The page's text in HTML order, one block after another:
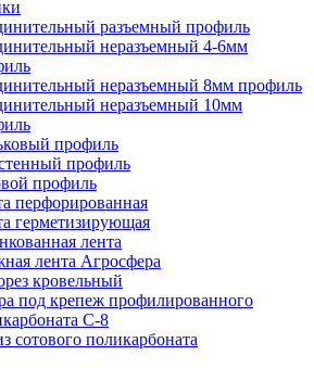
разъемный профиль
неразъемный 4-6мм
неразъемный 8мм профиль
неразъемный 10мм
профиль
профиль
профиль
перфорированная
герметизирующая
лента
лента Агросфера
кровельный
под крепеж профилированного
С-8
сотового поликарбоната